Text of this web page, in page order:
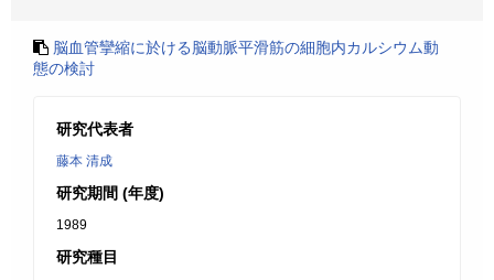
脳血管攣縮に於ける脳動脈平滑筋の細胞内カルシウム動
態の検討
研究代表者
藤本 清成
研究期間 (年度)
1989
研究種目